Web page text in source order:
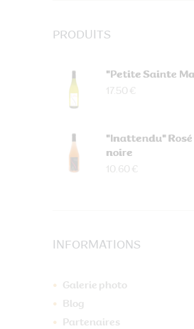
PRODUITS
"Petite Sainte
17.50 €
"Inattendu" Rosé
noire
10.60 €
INFORMATIONS
Galerie photo
Blog
Partenaires